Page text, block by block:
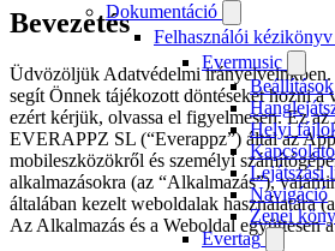
Dokumentáció
Felhasználói kézikönyv
Evermusic
Beállítások
Helyi
Lejátszási
Navigáció
Zenei
Evertag
Bevezetés
Üdvözöljük Adatvédelmi
segít Önnek tájékozott döntéseket hozni a
ezért kérjük, olvassa el figyelmesen. Ez
EVERAPPZ SL (“Everappz”) által az
mobileszközökről és személyi
alkalmazásokra (az “Alkalmazás”),
általában kezelt weboldalak használatára
Az Alkalmazás és a Weboldal együttesen